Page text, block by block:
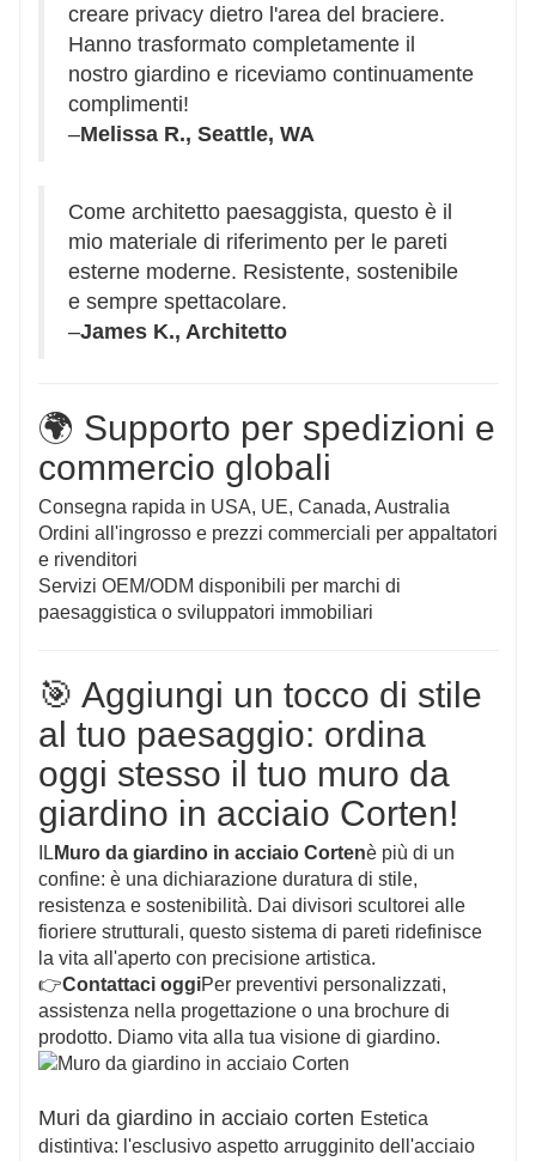
creare privacy dietro l'area del braciere.
Hanno trasformato completamente il
nostro giardino e riceviamo continuamente
complimenti!
–Melissa R., Seattle, WA
Come architetto paesaggista, questo è il
mio materiale di riferimento per le pareti
esterne moderne. Resistente, sostenibile
e sempre spettacolare.
–James K., Architetto
🌍 Supporto per spedizioni e
commercio globali
Consegna rapida in USA, UE, Canada, Australia
Ordini all'ingrosso e prezzi commerciali per appaltatori
e rivenditori
Servizi OEM/ODM disponibili per marchi di
paesaggistica o sviluppatori immobiliari
🎯 Aggiungi un tocco di stile
al tuo paesaggio: ordina
oggi stesso il tuo muro da
giardino in acciaio Corten!
IL Muro da giardino in acciaio Cortenè più di un
confine: è una dichiarazione duratura di stile,
resistenza e sostenibilità. Dai divisori scultorei alle
fioriere strutturali, questo sistema di pareti ridefinisce
la vita all'aperto con precisione artistica.
👉Contattaci oggiPer preventivi personalizzati,
assistenza nella progettazione o una brochure di
prodotto. Diamo vita alla tua visione di giardino.
Muri da giardino in acciaio corten Estetica
distintiva: l'esclusivo aspetto arrugginito dell'acciaio